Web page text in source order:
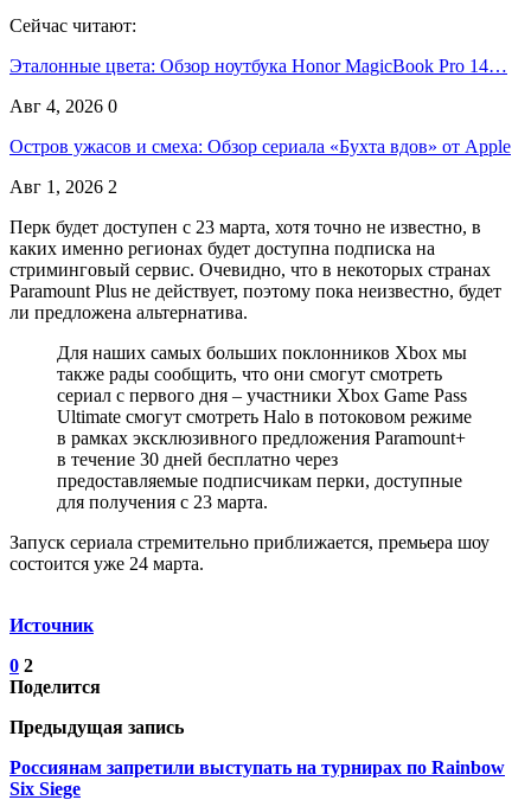
Сейчас читают:
Эталонные цвета: Обзор ноутбука Honor MagicBook Pro 14…
Авг 4, 2026 0
Остров ужасов и смеха: Обзор сериала «Бухта вдов» от Apple
Авг 1, 2026 2
Перк будет доступен с 23 марта, хотя точно не известно, в
каких именно регионах будет доступна подписка на
стриминговый сервис. Очевидно, что в некоторых странах
Paramount Plus не действует, поэтому пока неизвестно, будет
ли предложена альтернатива.
Для наших самых больших поклонников Xbox мы
также рады сообщить, что они смогут смотреть
сериал с первого дня – участники Xbox Game Pass
Ultimate смогут смотреть Halo в потоковом режиме
в рамках эксклюзивного предложения Paramount+
в течение 30 дней бесплатно через
предоставляемые подписчикам перки, доступные
для получения с 23 марта.
Запуск сериала стремительно приближается, премьера шоу
состоится уже 24 марта.
Источник
0 2
Поделится
Предыдущая запись
Россиянам запретили выступать на турнирах по Rainbow
Six Siege